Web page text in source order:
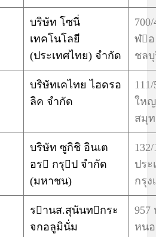
บริษัท โซนี่
เทคโนโลยี
(ประเทศไทย) จำกัด
ฬอ
ชล
บริษัทเคไทย ไฮดรอ
ลิค จำกัด
ให
สมุ
บริษัท ซูกิชิ อินเต
อร กรุป จำกัด
(มหาชน)
ประ
กรุ
รานส.สุนันทกระ
จกอลูมินั่ม
957
หน